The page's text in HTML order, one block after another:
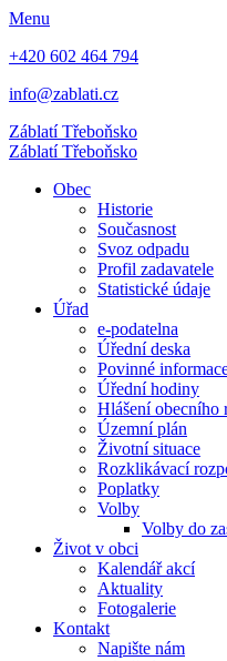
Menu
+420 602 464 794
info@zablati.cz
ZáblatíTřeboňsko
ZáblatíTřeboňsko
Obec
Historie
Současnost
Svoz odpadu
Profil zadavatele
Statistické údaje
Úřad
e-podatelna
Úřední deska
Povinné
Úřední hodiny
Hlášení obecního
Územní plán
Životní situace
Rozklikávací
Poplatky
Volby
Volby do
Život v obci
Kalendář akcí
Aktuality
Fotogalerie
Kontakt
Napište nám